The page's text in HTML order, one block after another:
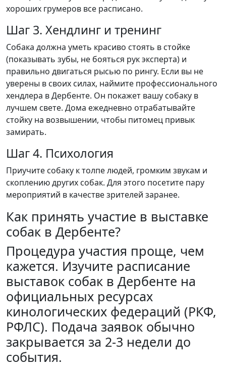
хороших грумеров все расписано.
Шаг 3. Хендлинг и тренинг
Собака должна уметь красиво стоять в стойке
(показывать зубы, не бояться рук эксперта) и
правильно двигаться рысью по рингу. Если вы не
уверены в своих силах, наймите профессионального
хендлера в Дербенте. Он покажет вашу собаку в
лучшем свете. Дома ежедневно отрабатывайте
стойку на возвышении, чтобы питомец привык
замирать.
Шаг 4. Психология
Приучите собаку к толпе людей, громким звукам и
скоплению других собак. Для этого посетите пару
мероприятий в качестве зрителей заранее.
Как принять участие в выставке
собак в Дербенте?
Процедура участия проще, чем
кажется. Изучите расписание
выставок собак в Дербенте на
официальных ресурсах
кинологических федераций (РКФ,
РФЛС). Подача заявок обычно
закрывается за 2-3 недели до
события.